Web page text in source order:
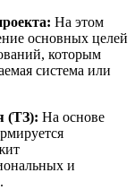
На этом
основных целей
которым
система или
(ТЗ): На основе
и